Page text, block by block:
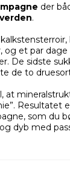
der
.
et par dage
De sidste
de to
at
Resultatet
som du
dyb med